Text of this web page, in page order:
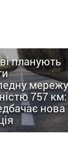
планують
мережу
757 км:
нова